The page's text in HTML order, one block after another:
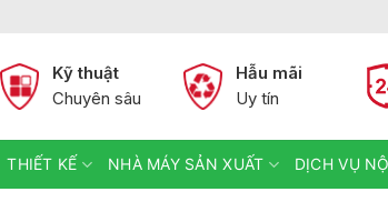
Kỹ thuật
Chuyên sâu
Hẫu mãi
Uy tín
THIẾT KẾ NHÀ MÁY SẢN XUẤT DỊCH VỤ